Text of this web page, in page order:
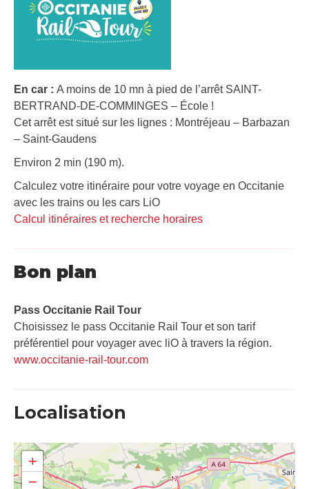
En car : A moins de 10 mn à pied de l’arrêt SAINT-
BERTRAND-DE-COMMINGES – École !
Cet arrêt est situé sur les lignes : Montréjeau – Barbazan
– Saint-Gaudens
Environ 2 min (190 m).
Calculez votre itinéraire pour votre voyage en Occitanie
avec les trains ou les cars LiO
Calcul itinéraires et recherche horaires
Bon plan
Pass Occitanie Rail Tour​
Choisissez le pass Occitanie Rail Tour et son tarif
préférentiel pour voyager avec liO à travers la région.
www.occitanie-rail-tour.com
Localisation
+
−